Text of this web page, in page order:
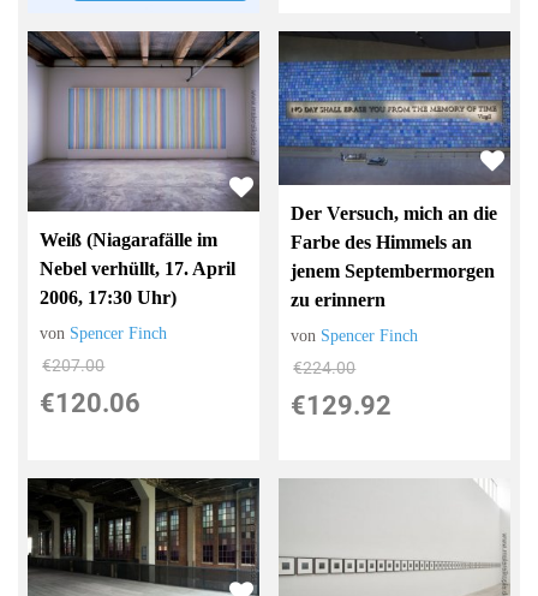
Weiß (Niagarafälle im
Nebel verhüllt, 17. April
2006, 17:30 Uhr)
von Spencer Finch
€207.00
€120.06
Der Versuch, mich an die
Farbe des Himmels an
jenem Septembermorgen
zu erinnern
von Spencer Finch
€224.00
€129.92